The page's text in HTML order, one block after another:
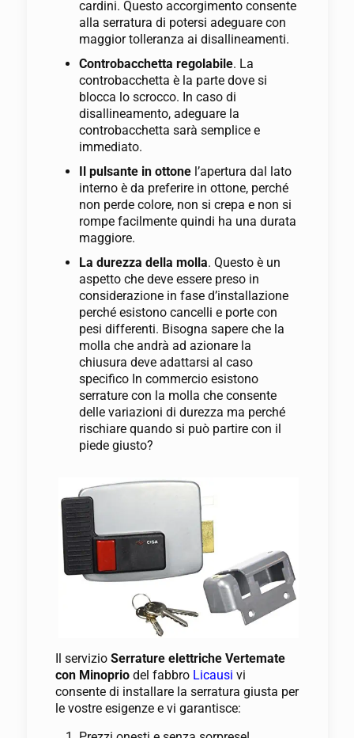
cardini. Questo accorgimento consente
alla serratura di potersi adeguare con
maggior tolleranza ai disallineamenti.
Controbacchetta regolabile. La
controbacchetta è la parte dove si
blocca lo scrocco. In caso di
disallineamento, adeguare la
controbacchetta sarà semplice e
immediato.
Il pulsante in ottonel’apertura dal lato
interno è da preferire in ottone, perché
non perde colore, non si crepa e non si
rompe facilmente quindi ha una durata
maggiore.
La durezza della molla. Questo è un
aspetto che deve essere preso in
considerazione in fase d’installazione
perché esistono cancelli e porte con
pesi differenti. Bisogna sapere che la
molla che andrà ad azionare la
chiusura deve adattarsi al caso
specifico In commercio esistono
serrature con la molla che consente
delle variazioni di durezza ma perché
rischiare quando si può partire con il
piede giusto?
Il servizio Serrature elettriche Vertemate
con Minoprio del fabbro Licausi vi
consente di installare la serratura giusta per
le vostre esigenze e vi garantisce: